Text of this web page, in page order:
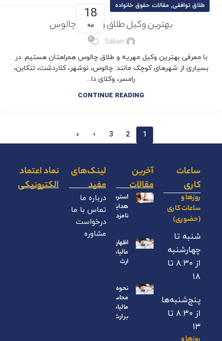
18
مه
طلاق توافقی, مقالات حقوق خانواده
بهترین وکیل طلاق و مهریه چالوس
Salian
0
با معرفی بهترین وکیل مهریه و طلاق چالوس همراهتان هستیم. در
بسیاری از شهرهای کوچک مانند: چالوس، نوشهر، کلاردشت، تنکابن،
رامسر، وکلای دا...
CONTINUE READING
1
2
3
›
»
ساعات
کاری
روزها و
ساعات کاری
(حضوری)
شنبه تا
چهارشنبه
از ۸:۳۰ تا
۱۸
پنج‌شنبه‌ها
از ۸:۳۰ تا
۱۳
آخرین
مقالات
استرداد
هدایای
نامزدی
اظهارنامه
مالیات بر
ارث
نحوه
محاسبه
مالیات
بر ارث
لینک‌های
مفید
درباره ما
تماس با ما
درخواست
مشاوره
نماد اعتماد
الکترونیکی